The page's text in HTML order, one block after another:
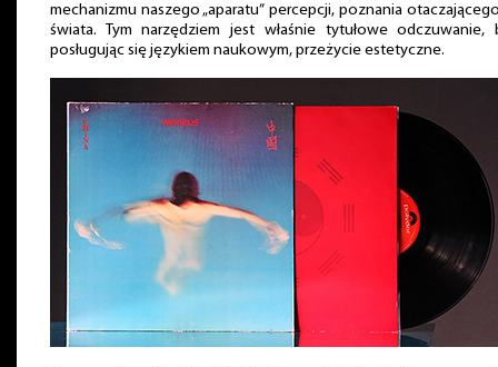
mechanizmu naszego „aparatu” percepcji, poznania
świata. Tym narzędziem jest właśnie tytułowe odczuwanie,
posługując się językiem naukowym, przeżycie estetyczne.